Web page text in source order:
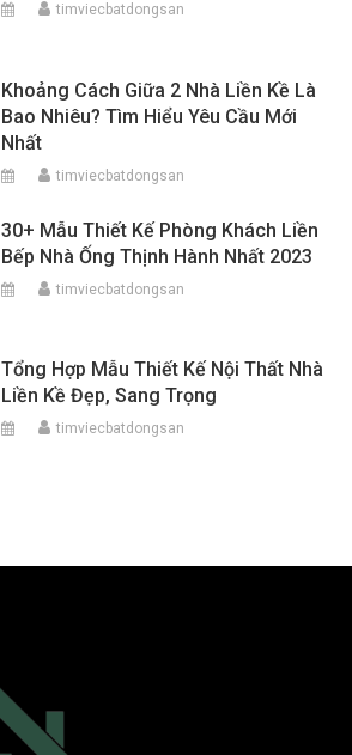
timviecbatdongsan
Khoảng Cách Giữa 2 Nhà Liền Kề Là
Bao Nhiêu? Tìm Hiểu Yêu Cầu Mới
Nhất
timviecbatdongsan
30+ Mẫu Thiết Kế Phòng Khách Liền
Bếp Nhà Ống Thịnh Hành Nhất 2023
timviecbatdongsan
Tổng Hợp Mẫu Thiết Kế Nội Thất Nhà
Liền Kề Đẹp, Sang Trọng
timviecbatdongsan